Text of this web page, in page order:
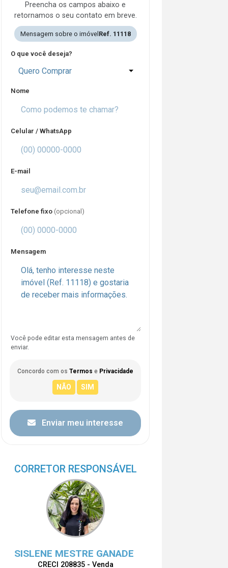
Preencha os campos abaixo e
retornamos o seu contato em breve.
Mensagem sobre o imóvel Ref. 11118
O que você deseja?
Quero Comprar
Nome
Celular / WhatsApp
E-mail
Telefone fixo (opcional)
Mensagem
Você pode editar esta mensagem antes de
enviar.
Concordo com os Termos e Privacidade
Enviar meu interesse
CORRETOR RESPONSÁVEL
SISLENE MESTRE GANADE
CRECI 208835 - Venda